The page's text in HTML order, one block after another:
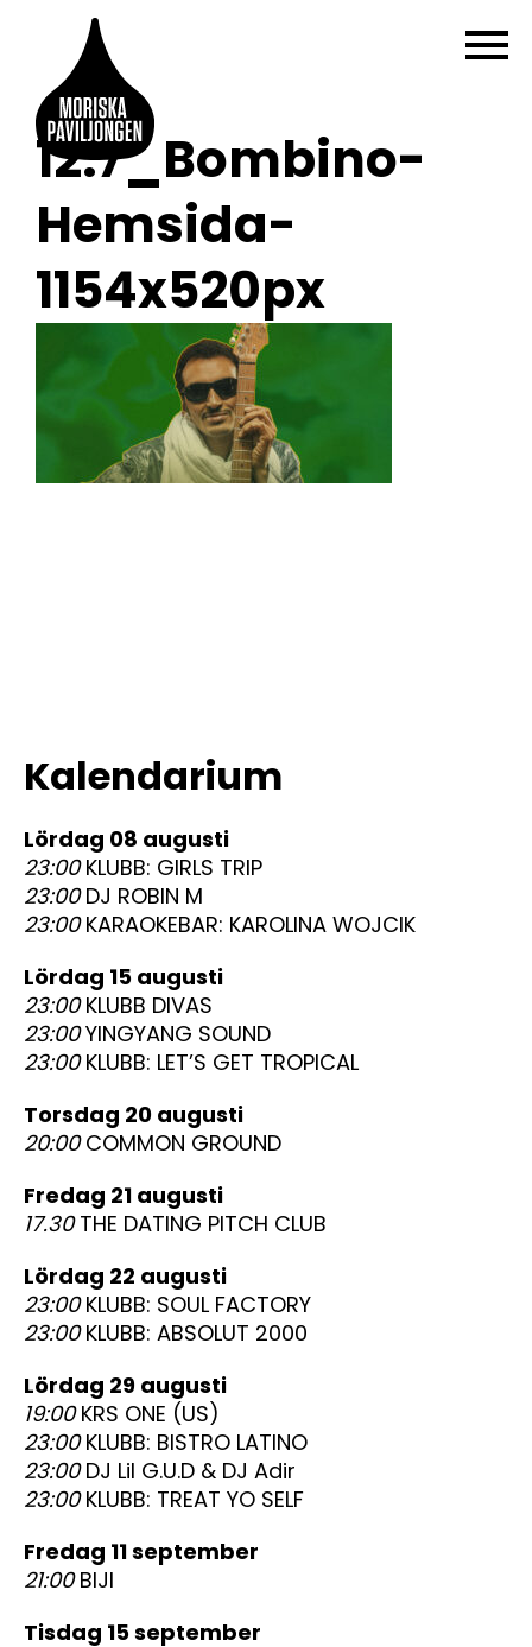
12.7_Bombino-
Hemsida-
1154x520px
Kalendarium
lördag 08 augusti
23:00KLUBB: GIRLS TRIP
23:00DJ ROBIN M
23:00KARAOKEBAR: KAROLINA WOJCIK
lördag 15 augusti
23:00KLUBB DIVAS
23:00YINGYANG SOUND
23:00KLUBB: LET’S GET TROPICAL
torsdag 20 augusti
20:00COMMON GROUND
fredag 21 augusti
17.30THE DATING PITCH CLUB
lördag 22 augusti
23:00KLUBB: SOUL FACTORY
23:00KLUBB: ABSOLUT 2000
lördag 29 augusti
19:00KRS ONE (US)
23:00KLUBB: BISTRO LATINO
23:00DJ Lil G.U.D & DJ Adir
23:00KLUBB: TREAT YO SELF
fredag 11 september
21:00BIJI
tisdag 15 september